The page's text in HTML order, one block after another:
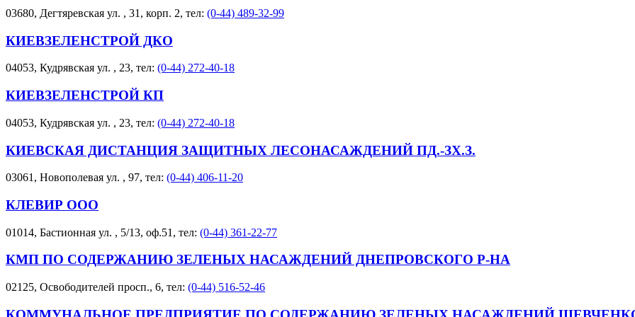
03680, Дегтяревская ул. , 31, корп. 2, тел: (0-44) 489-32-99
КИЕВЗЕЛЕНСТРОЙ ДКО
04053, Кудрявская ул. , 23, тел: (0-44) 272-40-18
КИЕВЗЕЛЕНСТРОЙ КП
04053, Кудрявская ул. , 23, тел: (0-44) 272-40-18
КИЕВСКАЯ ДИСТАНЦИЯ ЗАЩИТНЫХ ЛЕСОНАСАЖДЕНИЙ ПД.-ЗХ.З.
03061, Новополевая ул. , 97, тел: (0-44) 406-11-20
КЛЕВИР ООО
01014, Бастионная ул. , 5/13, оф.51, тел: (0-44) 361-22-77
КМП ПО СОДЕРЖАНИЮ ЗЕЛЕНЫХ НАСАЖДЕНИЙ ДНЕПРОВСКОГО Р-НА
02125, Освободителей просп., 6, тел: (0-44) 516-52-46